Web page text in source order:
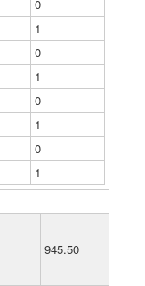
0
1
0
1
0
1
0
1
945.50